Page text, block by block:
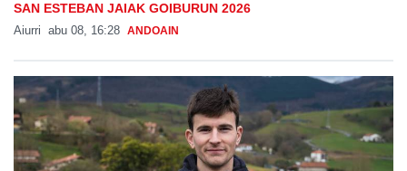
SAN ESTEBAN JAIAK GOIBURUN 2026
Aiurri abu 08, 16:28 ANDOAIN